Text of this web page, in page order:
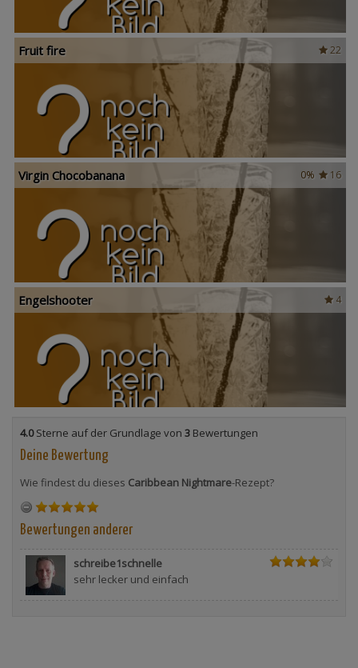
22
Fruit fire
16
0%
Virgin Chocobanana
4
Engelshooter
4.0Sterne auf der Grundlage von 3 Bewertungen
Deine Bewertung
Wie findest du dieses Caribbean Nightmare-Rezept?
Bewertungen anderer
schreibe1schnelle
sehr lecker und einfach